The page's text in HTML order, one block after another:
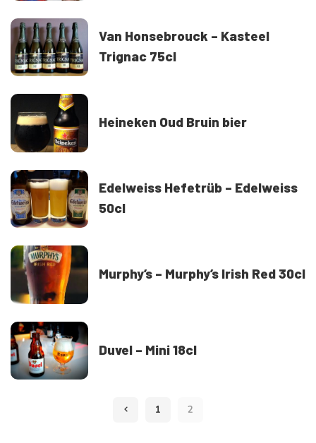
Van Honsebrouck – Kasteel
Trignac 75cl
Heineken Oud Bruin bier
Edelweiss Hefetrüb – Edelweiss
50cl
Murphy’s – Murphy’s Irish Red 30cl
Duvel – Mini 18cl
1 2